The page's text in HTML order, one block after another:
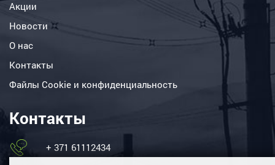
Акции
Новости
О нас
Контакты
Файлы Сookie и конфиденциальность
Контакты
+ 371 61112434